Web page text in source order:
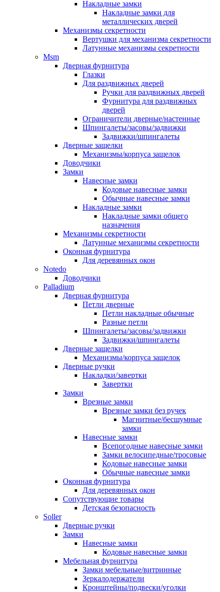
Накладные замки
Накладные замки для
металлических дверей
Механизмы секретности
Вертушки для механизма секретности
Латунные механизмы секретности
Msm
Дверная фурнитура
Глазки
Для раздвижных дверей
Ручки для раздвижных дверей
Фурнитура для раздвижных
дверей
Ограничители дверные/настенные
Шпингалеты/засовы/задвижки
Задвижки/шпингалеты
Дверные защелки
Механизмы/корпуса защелок
Доводчики
Замки
Навесные замки
Кодовые навесные замки
Обычные навесные замки
Накладные замки
Накладные замки общего
назначения
Механизмы секретности
Латунные механизмы секретности
Оконная фурнитура
Для деревянных окон
Notedo
Доводчики
Palladium
Дверная фурнитура
Петли дверные
Петли накладные обычные
Разные петли
Шпингалеты/засовы/задвижки
Задвижки/шпингалеты
Дверные защелки
Механизмы/корпуса защелок
Дверные ручки
Накладки/завертки
Завертки
Замки
Врезные замки
Врезные замки без ручек
Магнитные/бесшумные
замки
Навесные замки
Всепогодные навесные замки
Замки велосипедные/тросовые
Кодовые навесные замки
Обычные навесные замки
Оконная фурнитура
Для деревянных окон
Сопутствующие товары
Детская безопасность
Soller
Дверные ручки
Замки
Навесные замки
Кодовые навесные замки
Мебельная фурнитура
Замки мебельные/витринные
Зеркалодержатели
Кронштейны/подвески/уголки